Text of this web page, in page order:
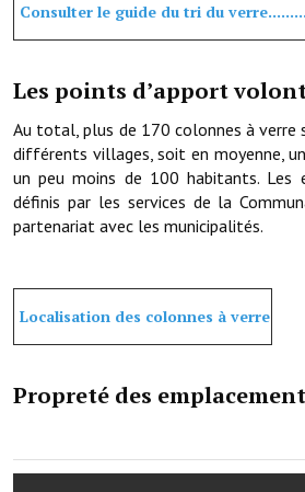
Consulter le guide du tri du
Les points d’apport
Au total, plus de 170 colonnes à verre
différents villages, soit en moyenne,
un peu moins de 100 habitants. Les
définis par les services de la
partenariat avec les municipalités.
Localisation des colonnes à verre
Propreté des